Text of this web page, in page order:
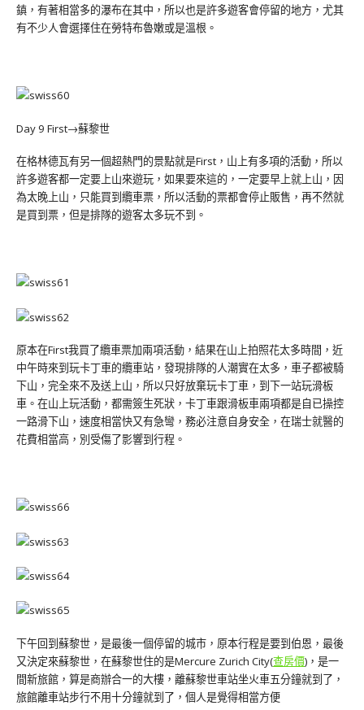
鎮，有著相當多的瀑布在其中，所以也是許多遊客會停留的地方，尤其
有不少人會選擇住在勞特布魯嫩或是溫根。
Day 9 First→蘇黎世
在格林德瓦有另一個超熱門的景點就是First，山上有多項的活動，所以
許多遊客都一定要上山來遊玩，如果要來這的，一定要早上就上山，因
為太晚上山，只能買到纜車票，所以活動的票都會停止販售，再不然就
是買到票，但是排隊的遊客太多玩不到。
原本在First我買了纜車票加兩項活動，結果在山上拍照花太多時間，近
中午時來到玩卡丁車的纜車站，發現排隊的人潮實在太多，車子都被騎
下山，完全來不及送上山，所以只好放棄玩卡丁車，到下一站玩滑板
車。在山上玩活動，都需簽生死狀，卡丁車跟滑板車兩項都是自已操控
一路滑下山，速度相當快又有急彎，務必注意自身安全，在瑞士就醫的
花費相當高，別受傷了影響到行程。
下午回到蘇黎世，是最後一個停留的城市，原本行程是要到伯恩，最後
又決定來蘇黎世，在蘇黎世住的是Mercure Zurich City(查房價)，是一
間新旅館，算是商辦合一的大樓，離蘇黎世車站坐火車五分鐘就到了，
旅館離車站步行不用十分鐘就到了，個人是覺得相當方便